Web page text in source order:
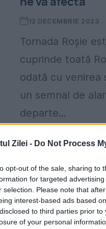
Zilei - Do Not Process
opt-out of the sale, sharing to
for targeted
selection. Please note that
interest-based ads based
to third parties prior
of your personal
12 DECEMBRIE 2023
Tornada Roşie
cuprinde toată
odată cu venirea
un semnal de
departe...
Cel mai
mănânci dintr-
22 MARTIE 2021